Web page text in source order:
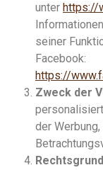
unter https://
seiner
Facebook:
https://
Zweck der
der